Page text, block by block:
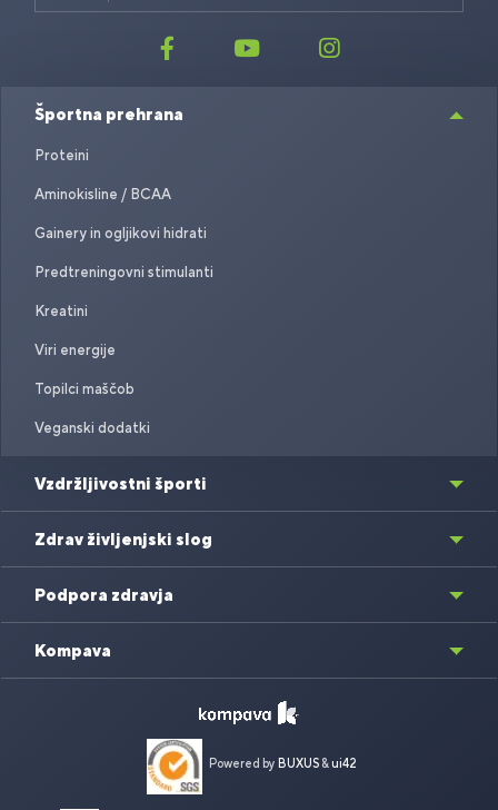
Športna prehrana
Proteini
Aminokisline / BCAA
Gainery in ogljikovi hidrati
Predtreningovni stimulanti
Kreatini
Viri energije
Topilci maščob
Veganski dodatki
Vzdržljivostni športi
Zdrav življenjski slog
Podpora zdravja
Kompava
Powered by BUXUS&ui42